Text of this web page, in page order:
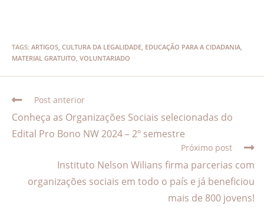
TAGS: ARTIGOS, CULTURA DA LEGALIDADE, EDUCAÇÃO PARA A CIDADANIA,
MATERIAL GRATUITO, VOLUNTARIADO
Post anterior
Conheça as Organizações Sociais selecionadas do
Edital Pro Bono NW 2024 – 2º semestre
Próximo post
Instituto Nelson Wilians firma parcerias com
organizações sociais em todo o país e já beneficiou
mais de 800 jovens!